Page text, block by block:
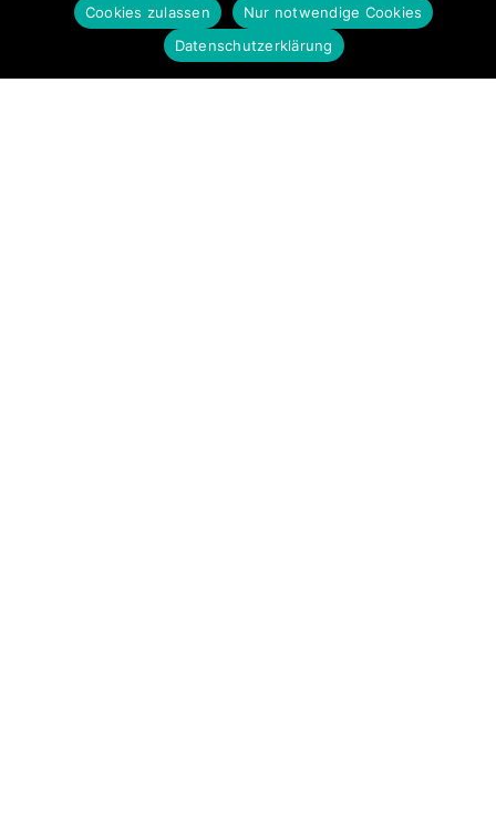
Cookies zulassen
Nur notwendige Cookies
Datenschutzerklärung